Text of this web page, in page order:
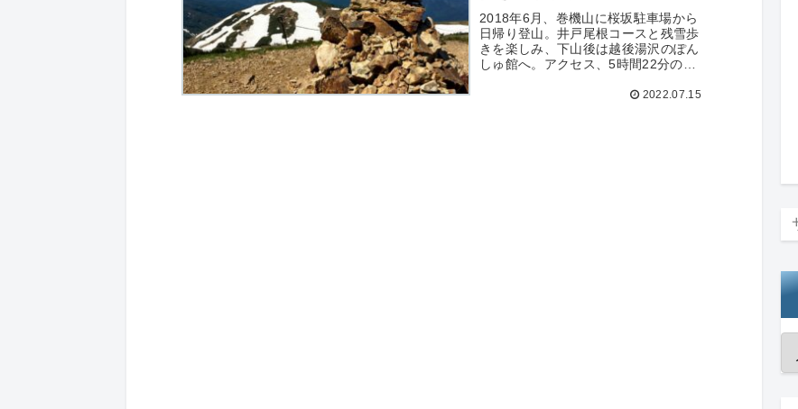
2018年6月、巻機山に桜坂駐車場から
日帰り登山。井戸尾根コースと残雪歩
きを楽しみ、下山後は越後湯沢のぽん
しゅ館へ。アクセス、5時間22分のコ
2022.07.15